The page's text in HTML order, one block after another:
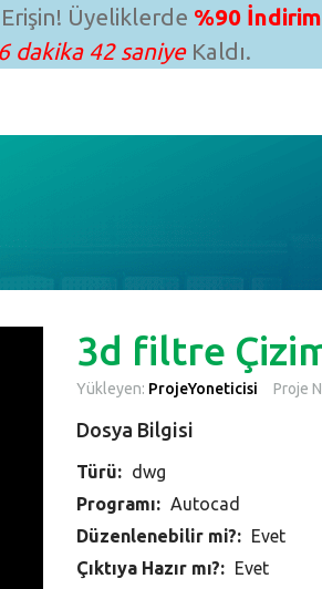
Üyeliklerde %90
dakika 41 saniyeKaldı.
3d filtre
Yükleyen: ProjeYoneticisi Proje
Dosya Bilgisi
Türü: dwg
Programı: Autocad
Düzenlenebilir mi?: Evet
Çıktıya Hazır mı?: Evet